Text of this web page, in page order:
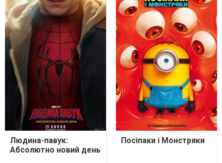
Людина-павук:
Абсолютно новий день
Посіпаки і Монстряки